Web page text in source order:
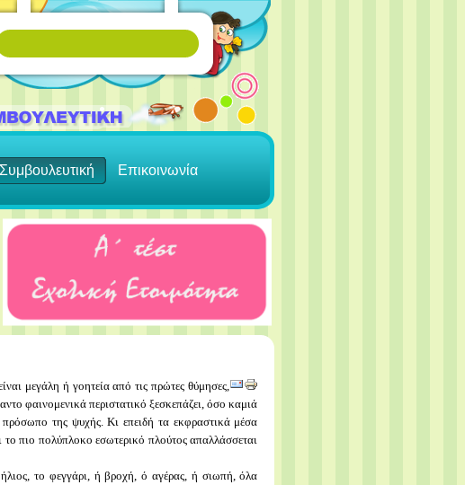
Συμβουλευτική Επικοινωνία
μεγάλη ή γοητεία από τις πρώτες θύμησες,
φαινομενικά περιστατικό ξεσκεπάζει, όσο καμιά
της ψυχής. Κι επειδή τα εκφραστικά μέσα
το πιο πολύπλοκο εσωτερικό πλούτος απαλλάσσεται
το φεγγάρι, ή βροχή, ό αγέρας, ή σιωπή, όλα